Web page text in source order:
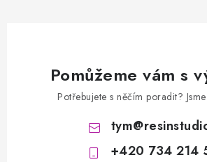
Pomůžeme vám s
Potřebujete s něčím poradit?
tym@
+420 734 214